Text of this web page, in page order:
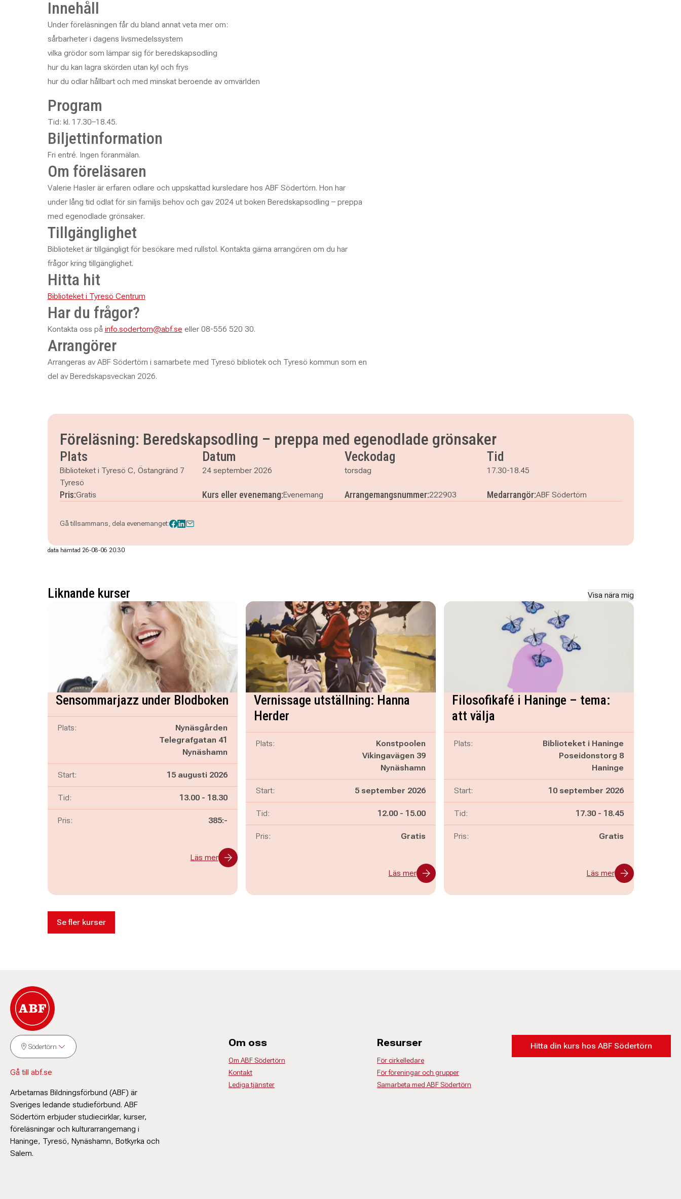
Innehåll
Under föreläsningen får du bland annat veta mer om:
sårbarheter i dagens livsmedelssystem
vilka grödor som lämpar sig för beredskapsodling
hur du kan lagra skörden utan kyl och frys
hur du odlar hållbart och med minskat beroende av omvärlden
Program
Tid: kl. 17.30–18.45.
Biljettinformation
Fri entré. Ingen föranmälan.
Om föreläsaren
Valerie Hasler är erfaren odlare och uppskattad kursledare hos ABF Södertörn. Hon har
under lång tid odlat för sin familjs behov och gav 2024 ut boken Beredskapsodling – preppa
med egenodlade grönsaker.
Tillgänglighet
Biblioteket är tillgängligt för besökare med rullstol. Kontakta gärna arrangören om du har
frågor kring tillgänglighet.
Hitta hit
Biblioteket i Tyresö Centrum
Har du frågor?
Kontakta oss på info.sodertorn@abf.se eller 08-556 520 30.
Arrangörer
Arrangeras av ABF Södertörn i samarbete med Tyresö bibliotek och Tyresö kommun som en
del av Beredskapsveckan 2026.
Föreläsning: Beredskapsodling – preppa med egenodlade grönsaker
Plats
Biblioteket i Tyresö C, Östangränd 7
Tyresö
Datum
24 september 2026
Veckodag
torsdag
Tid
17.30-18.45
Pris:Gratis Kurs eller evenemang:Evenemang Arrangemangsnummer:222903 Medarrangör:ABF Södertörn
Gå tillsammans, dela evenemanget:
data hämtad 26-08-06 20.30
Liknande kurser Visa nära mig
Sensommarjazz under Blodboken
Plats:
Nynäsgården
Telegrafgatan 41
Nynäshamn
Start: 15 augusti 2026
Tid: Pågår mellan
13.00 - och
18.30
Pris: 385:-
Läs mer
Vernissage utställning: Hanna
Herder
Plats:
Konstpoolen
Vikingavägen 39
Nynäshamn
Start: 5 september 2026
Tid: Pågår mellan
12.00 - och
15.00
Pris: Gratis
Läs mer
Filosofikafé i Haninge – tema:
att välja
Plats:
Biblioteket i Haninge
Poseidonstorg 8
Haninge
Start: 10 september 2026
Tid: Pågår mellan
17.30 - och
18.45
Pris: Gratis
Läs mer
Se fler kurser
Södertörn
Gå till abf.se
Arbetarnas Bildningsförbund (ABF) är
Sveriges ledande studieförbund. ABF
Södertörn erbjuder studiecirklar, kurser,
föreläsningar och kulturarrangemang i
Haninge, Tyresö, Nynäshamn, Botkyrka och
Salem.
Om oss
Om ABF Södertörn
Kontakt
Lediga tjänster
Resurser
För cirkelledare
För föreningar och grupper
Samarbeta med ABF Södertörn
Hitta din kurs hos ABF Södertörn